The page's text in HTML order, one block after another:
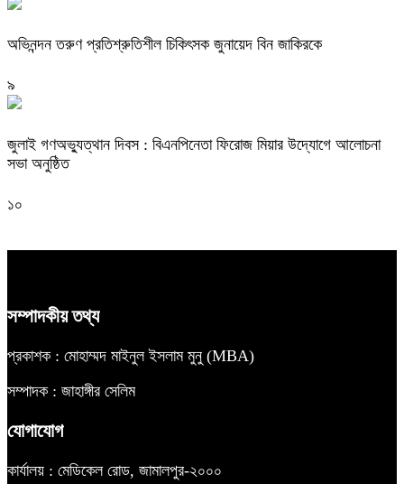
অভিনন্দন তরুণ প্রতিশ্রুতিশীল চিকিৎসক জুনায়েদ বিন জাকিরকে
৯
জুলাই গণঅভ্যুত্থান দিবস : বিএনপিনেতা ফিরোজ মিয়ার উদ্যোগে আলোচনা
সভা অনুষ্ঠিত
১০
সম্পাদকীয় তথ্য
প্রকাশক : মোহাম্মদ মাইনুল ইসলাম মুনু (MBA)
সম্পাদক : জাহাঙ্গীর সেলিম
যোগাযোগ
কার্যালয় : মেডিকেল রোড, জামালপুর-২০০০